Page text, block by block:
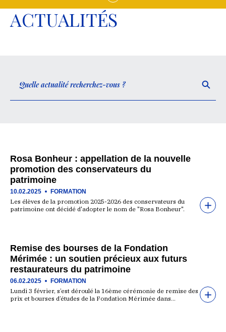
ACTUALITÉS
Rosa Bonheur : appellation de la nouvelle
promotion des conservateurs du
patrimoine
10.02.2025 FORMATION
Les élèves de la promotion 2025-2026 des conservateurs du
patrimoine ont décidé d'adopter le nom de "Rosa Bonheur".
Remise des bourses de la Fondation
Mérimée : un soutien précieux aux futurs
restaurateurs du patrimoine
06.02.2025 FORMATION
Lundi 3 février, s’est déroulé la 16ème cérémonie de remise des
prix et bourses d’études de la Fondation Mérimée dans…